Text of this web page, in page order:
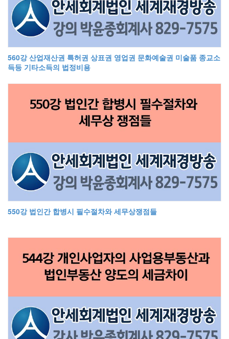
560강 산업재산권 특허권 상표권 영업권 문화예술권 미술품 종교소
득등 기타소득의 법정비용
550강 법인간 합병시 필수절차와 세무상쟁점들